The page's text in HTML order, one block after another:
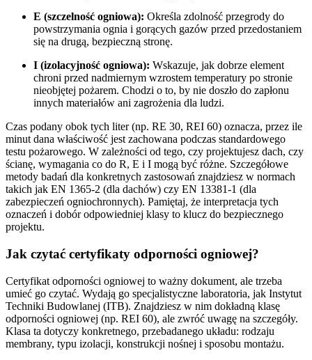
E (szczelność ogniowa): Określa zdolność przegrody do
powstrzymania ognia i gorących gazów przed przedostaniem
się na drugą, bezpieczną stronę.
I (izolacyjność ogniowa): Wskazuje, jak dobrze element
chroni przed nadmiernym wzrostem temperatury po stronie
nieobjętej pożarem. Chodzi o to, by nie doszło do zapłonu
innych materiałów ani zagrożenia dla ludzi.
Czas podany obok tych liter (np. RE 30, REI 60) oznacza, przez ile
minut dana właściwość jest zachowana podczas standardowego
testu pożarowego. W zależności od tego, czy projektujesz dach, czy
ścianę, wymagania co do R, E i I mogą być różne. Szczegółowe
metody badań dla konkretnych zastosowań znajdziesz w normach
takich jak EN 1365-2 (dla dachów) czy EN 13381-1 (dla
zabezpieczeń ogniochronnych). Pamiętaj, że interpretacja tych
oznaczeń i dobór odpowiedniej klasy to klucz do bezpiecznego
projektu.
Jak czytać certyfikaty odporności ogniowej?
Certyfikat odporności ogniowej to ważny dokument, ale trzeba
umieć go czytać. Wydają go specjalistyczne laboratoria, jak Instytut
Techniki Budowlanej (ITB). Znajdziesz w nim dokładną klasę
odporności ogniowej (np. REI 60), ale zwróć uwagę na szczegóły.
Klasa ta dotyczy konkretnego, przebadanego układu: rodzaju
membrany, typu izolacji, konstrukcji nośnej i sposobu montażu.